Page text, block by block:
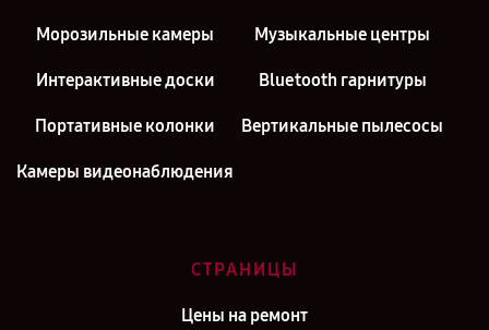
Морозильные камеры Музыкальные центры
Интерактивные доски Bluetooth гарнитуры
Портативные колонки Вертикальные пылесосы
Камеры видеонаблюдения
СТРАНИЦЫ
Цены на ремонт